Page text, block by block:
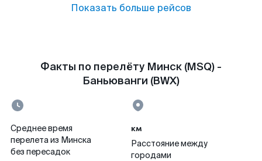
Показать больше рейсов
Факты по перелёту Минск (MSQ) -
Баньюванги (BWX)
Среднее время
перелета из Минска
без пересадок
км
Расстояние между
городами